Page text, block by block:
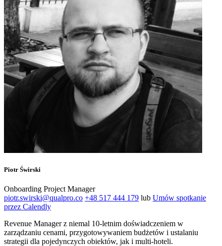
Piotr Świrski
Onboarding Project Manager
piotr.swirski@qualpro.co +48 517 444 179 lub Umów spotkanie
przez Calendly
Revenue Manager z niemal 10-letnim doświadczeniem w
zarządzaniu cenami, przygotowywaniem budżetów i ustalaniu
strategii dla pojedynczych obiektów, jak i multi-hoteli.